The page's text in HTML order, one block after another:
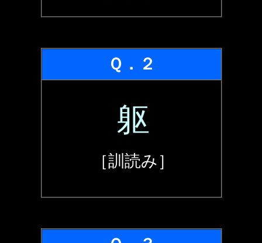
Ｑ．２
躯
［訓読み］